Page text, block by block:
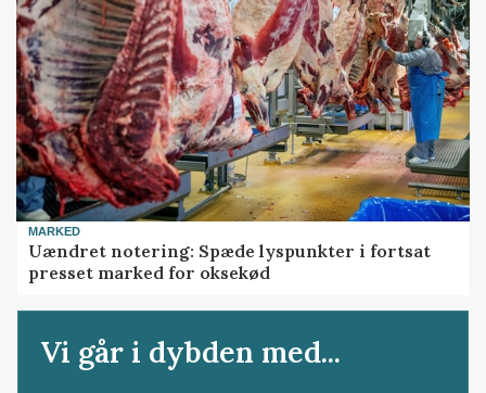
MARKED
Uændret notering: Spæde lyspunkter i fortsat
presset marked for oksekød
Vi går i dybden med...